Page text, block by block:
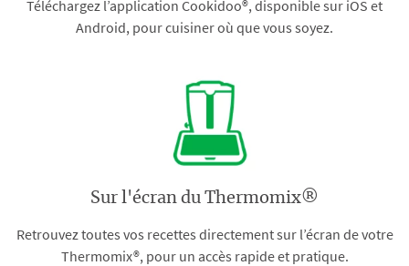
Téléchargez l’application Cookidoo®, disponible sur iOS et
Android, pour cuisiner où que vous soyez.
Sur l'écran du Thermomix®
Retrouvez toutes vos recettes directement sur l’écran de votre
Thermomix®, pour un accès rapide et pratique.